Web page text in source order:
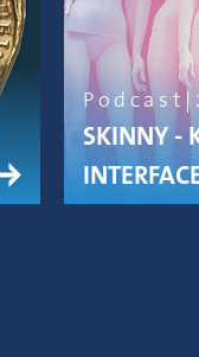
Podcast
SKINNY -